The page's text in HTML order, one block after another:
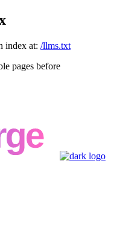
index at: /llms.txt
pages before